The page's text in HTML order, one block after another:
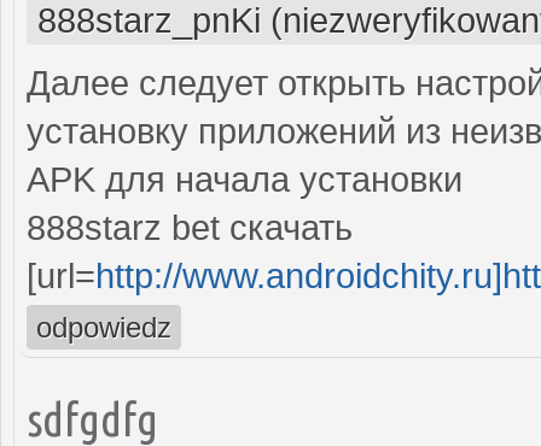
888starz_pnKi
Далее следует открыть
установку приложений из
APK для начала установки
888starz bet скачать
[url=http://
odpowiedz
sdfgdfg